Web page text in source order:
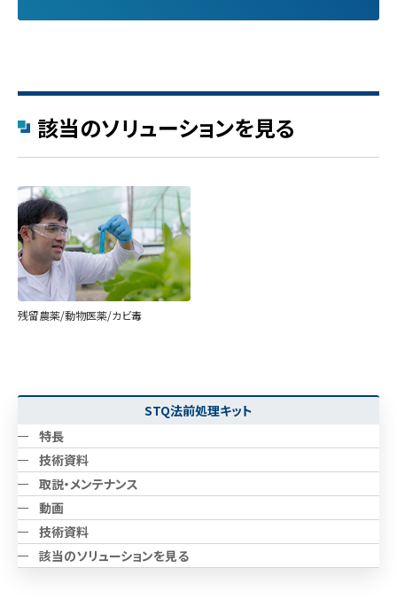
STQ法前処理キット
特長
技術資料
取説・メンテナンス
動画
技術資料
該当のソリューションを見る
該当のソリューションを見る
残留農薬/動物医薬/カビ毒